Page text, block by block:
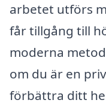
arbetet utförs
får tillgång till
moderna
om du är en
förbättra ditt